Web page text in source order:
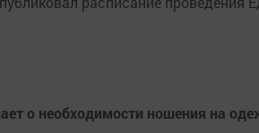
о необходимости ношения на